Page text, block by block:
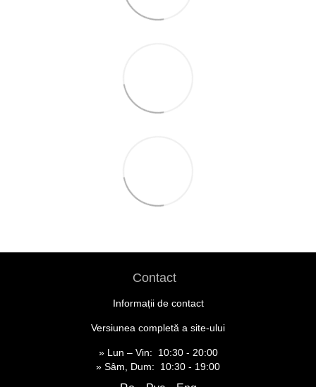
Contact
Informații de contact
Versiunea completă a site-ului
» Lun – Vin: 10:30 - 20:00
» Sâm, Dum: 10:30 - 19:00